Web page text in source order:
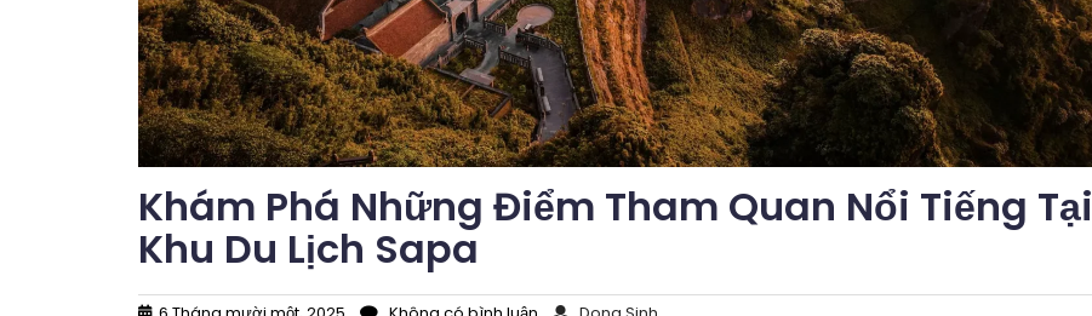
Khám Phá Những Điểm Tham Quan Nổi Tiếng Tại
Khu Du Lịch Sapa